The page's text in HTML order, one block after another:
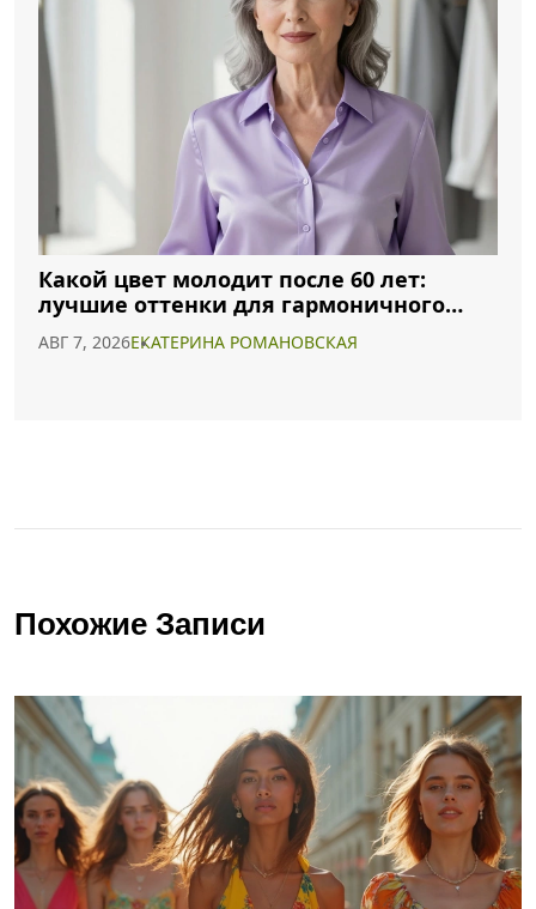
Какой цвет молодит после 60 лет:
лучшие оттенки для гармоничного
АВГ 7, 2026ЕКАТЕРИНА РОМАНОВСКАЯ
Похожие Записи